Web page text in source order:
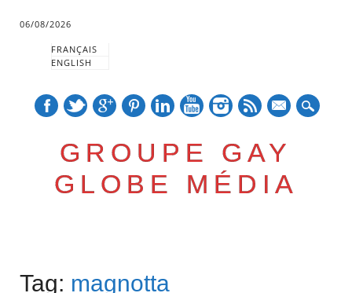
06/08/2026
FRANÇAIS
ENGLISH
GROUPE GAY
GLOBE MÉDIA
Main menu
content
Tag: magnotta